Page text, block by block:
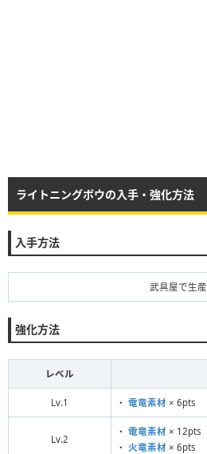
ライトニングボウの入手・強化方法
入手方法
武具屋で生産
強化方法
レベル
Lv.1 ・ 電竜素材 × 6pts
Lv.2
・ 電竜素材 × 12pts
・ 火竜素材 × 6pts